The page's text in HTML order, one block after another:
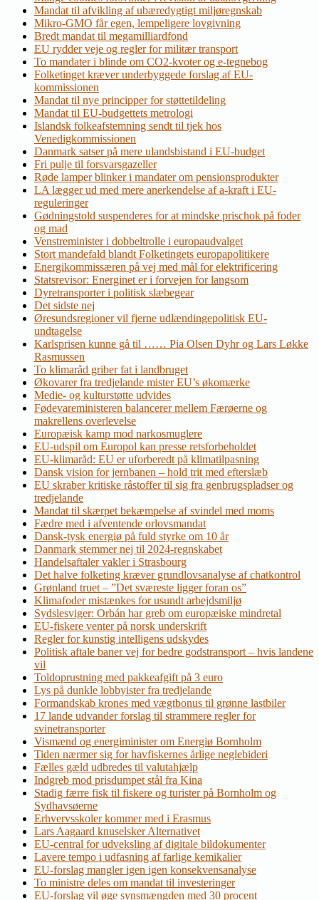
Mandat til afvikling af ubæredygtigt miljøregnskab
Mikro-GMO får egen, lempeligere lovgivning
Bredt mandat til megamilliardfond
EU rydder veje og regler for militær transport
To mandater i blinde om CO2-kvoter og e-tegnebog
Folketinget kræver underbyggede forslag af EU-
kommissionen
Mandat til nye principper for støttetildeling
Mandat til EU-budgettets metrologi
Islandsk folkeafstemning sendt til tjek hos
Venedigkommissionen
Danmark satser på mere ulandsbistand i EU-budget
Fri pulje til forsvarsgazeller
Røde lamper blinker i mandater om pensionsprodukter
LA lægger ud med mere anerkendelse af a-kraft i EU-
reguleringer
Gødningstold suspenderes for at mindske prischok på foder
og mad
Venstreminister i dobbeltrolle i europaudvalget
Stort mandefald blandt Folketingets europapolitikere
Energikommissæren på vej med mål for elektrificering
Statsrevisor: Energinet er i forvejen for langsom
Dyretransporter i politisk slæbegear
Det sidste nej
Øresundsregioner vil fjerne udlændingepolitisk EU-
undtagelse
Karlsprisen kunne gå til …… Pia Olsen Dyhr og Lars Løkke
Rasmussen
To klimaråd griber fat i landbruget
Økovarer fra tredjelande mister EU’s økomærke
Medie- og kulturstøtte udvides
Fødevareministeren balancerer mellem Færøerne og
makrellens overlevelse
Europæisk kamp mod narkosmuglere
EU-udspil om Europol kan presse retsforbeholdet
EU-klimaråd: EU er uforberedt på klimatilpasning
Dansk vision for jernbanen – hold trit med efterslæb
EU skraber kritiske råstoffer til sig fra genbrugspladser og
tredjelande
Mandat til skærpet bekæmpelse af svindel med moms
Fædre med i afventende orlovsmandat
Dansk-tysk energiø på fuld styrke om 10 år
Danmark stemmer nej til 2024-regnskabet
Handelsaftaler vakler i Strasbourg
Det halve folketing kræver grundlovsanalyse af chatkontrol
Grønland truet – ”Det sværeste ligger foran os”
Klimafoder mistænkes for usundt arbejdsmiljø
Sydslesviger: Orbán har greb om europæiske mindretal
EU-fiskere venter på norsk underskrift
Regler for kunstig intelligens udskydes
Politisk aftale baner vej for bedre godstransport – hvis landene
vil
Toldoprustning med pakkeafgift på 3 euro
Lys på dunkle lobbyister fra tredjelande
Formandskab krones med vægtbonus til grønne lastbiler
17 lande udvander forslag til strammere regler for
svinetransporter
Vismænd og energiminister om Energiø Bornholm
Tiden nærmer sig for havfiskernes årlige neglebideri
Fælles gæld udbredes til valutahjælp
Indgreb mod prisdumpet stål fra Kina
Stadig færre fisk til fiskere og turister på Bornholm og
Sydhavsøerne
Erhvervsskoler kommer med i Erasmus
Lars Aagaard knuselsker Alternativet
EU-central for udveksling af digitale bildokumenter
Lavere tempo i udfasning af farlige kemikalier
EU-forslag mangler igen igen konsekvensanalyse
To ministre deles om mandat til investeringer
EU-forslag vil øge synsmængden med 30 procent